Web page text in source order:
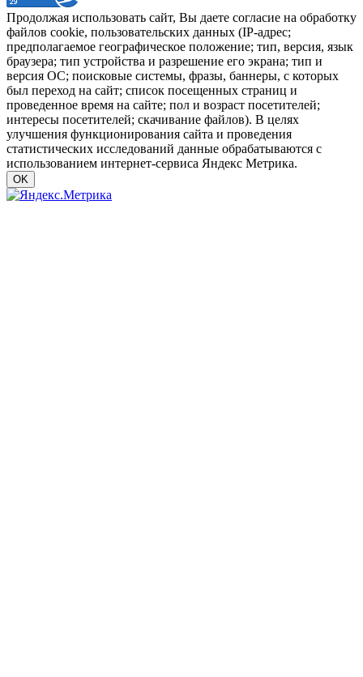
Продолжая использовать сайт, Вы даете согласие на обработку
файлов cookie, пользовательских данных (IP-адрес;
предполагаемое географическое положение; тип, версия, язык
браузера; тип устройства и разрешение его экрана; тип и
версия ОС; поисковые системы, фразы, баннеры, с которых
был переход на сайт; список посещенных страниц и
проведенное время на сайте; пол и возраст посетителей;
интересы посетителей; скачивание файлов). В целях
улучшения функционирования сайта и проведения
статистических исследований данные обрабатываются с
использованием интернет-сервиса Яндекс Метрика.
OK